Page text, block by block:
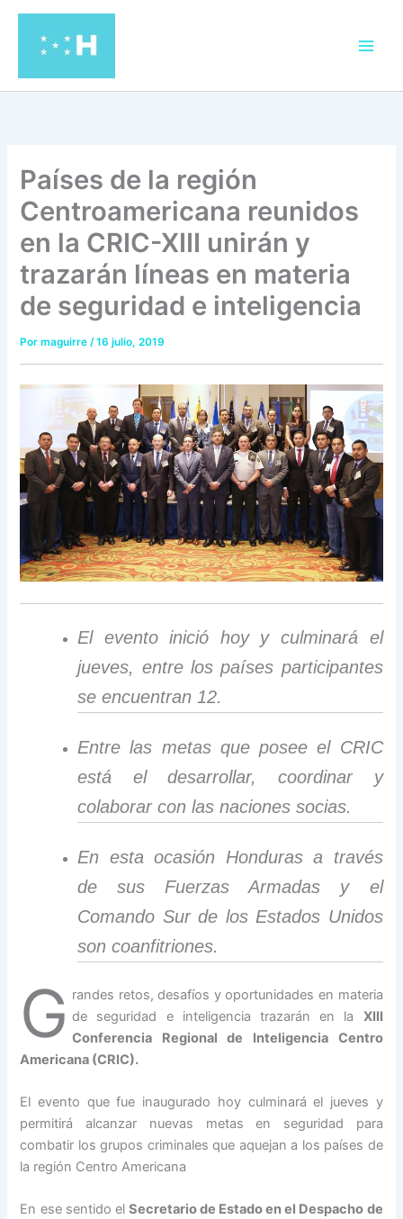
contenido
Países de la región
Centroamericana reunidos
en la CRIC-XIII unirán y
trazarán líneas en materia
de seguridad e inteligencia
Pormaguirre/16 julio, 2019
El evento inició hoy y culminará el
jueves, entre los países participantes
se encuentran 12.
Entre las metas que posee el CRIC
está el desarrollar, coordinar y
colaborar con las naciones socias.
En esta ocasión Honduras a través
de sus Fuerzas Armadas y el
Comando Sur de los Estados Unidos
son coanfitriones.
G randes retos, desafíos y oportunidades en materia
de seguridad e inteligencia trazarán en la XIII
Conferencia Regional de Inteligencia Centro
Americana (CRIC).
El evento que fue inaugurado hoy culminará el jueves y
permitirá alcanzar nuevas metas en seguridad para
combatir los grupos criminales que aquejan a los países de
la región Centro Americana
En ese sentido el Secretario de Estado en el Despacho de